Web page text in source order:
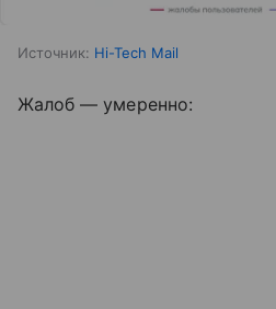
Источник: Hi-Tech Mail
Жалоб — умеренно: